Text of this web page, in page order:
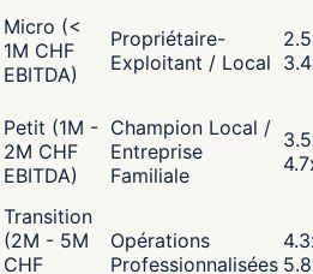
Micro (<
1M CHF
EBITDA)
Propriétaire-
Exploitant / Local
Petit (1M -
2M CHF
EBITDA)
Champion Local /
Entreprise
Familiale
Transition
(2M - 5M
CHF
Opérations
Professionnalisées